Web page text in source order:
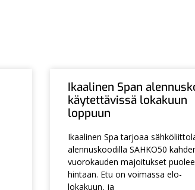
Ikaalinen Span
käytettävissä lokakuun
loppuun
Ikaalinen Spa tarjoaa
alennuskoodilla SAHKO50
vuorokauden majoitukset
hintaan. Etu on voimassa elo-
lokakuun, ja